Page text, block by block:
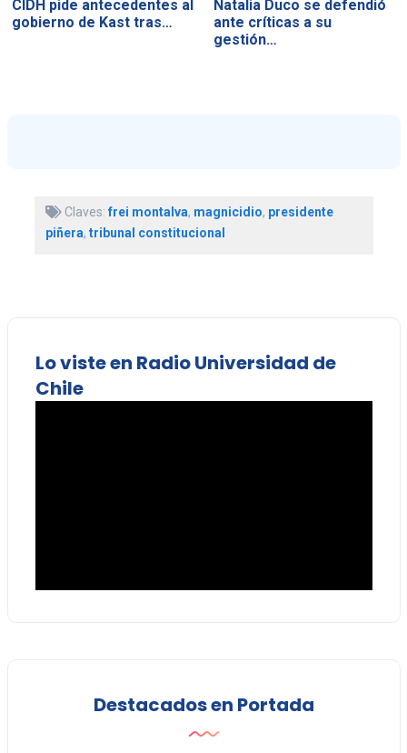
CIDH pide antecedentes al
gobierno de Kast tras…
Natalia Duco se defendió
ante críticas a su
gestión…
Claves:frei montalva, magnicidio, presidente
piñera, tribunal constitucional
Lo viste en Radio Universidad de
Chile
Destacados en Portada